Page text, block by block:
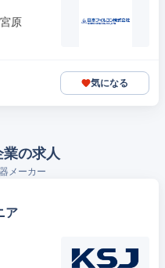
原
気になる
業の求人
メーカー
ア